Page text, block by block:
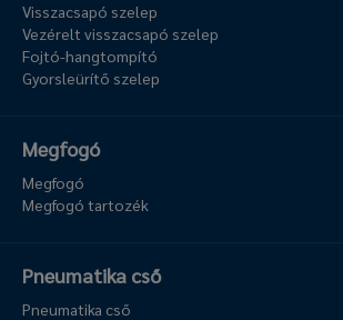
Visszacsapó szelep
Vezérelt visszacsapó szelep
Fojtó-hangtompító
Gyorsleürítő szelep
Megfogó
Megfogó
Megfogó tartozék
Pneumatika cső
Pneumatika cső